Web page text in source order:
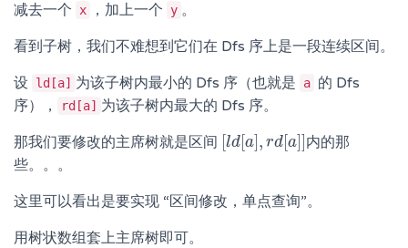
减去一个
x ，加上一个 y 。
看到子树，我们不难想到它们在 Dfs 序上是一段连续区间。
设
ld[a] 为该子树内最小的 Dfs 序（也就是 a 的 Dfs
序），
rd[a] 为该子树内最大的 Dfs 序。
那我们要修改的主席树就是区间 [ld[a], rd[a]]
[ld[ a] , rd[ a] 内的那
些。。。
这里可以看出是要实现 “区间修改，单点查询”。
用树状数组套上主席树即可。